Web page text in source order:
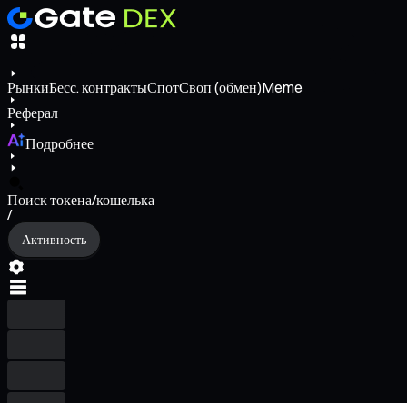
РынкиБесс. контрактыСпотСвоп (обмен)Meme
Реферал
Подробнее
Поиск токена/кошелька
/
Активность